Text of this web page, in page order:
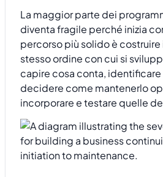
La maggior parte dei
diventa fragile perché inizia
percorso più solido è
stesso ordine con cui si
capire cosa conta,
decidere come mantenerlo
incorporare e testare quelle